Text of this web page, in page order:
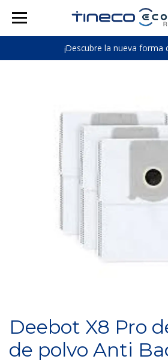
¡Descubre la nueva forma
Deebot X8 Pro
de polvo Anti